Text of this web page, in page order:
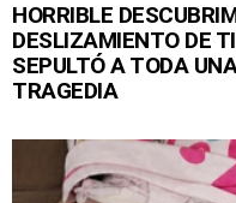
HORRIBLE
DESLIZAMIENTO DE
SEPULTÓ A TODA
TRAGEDIA